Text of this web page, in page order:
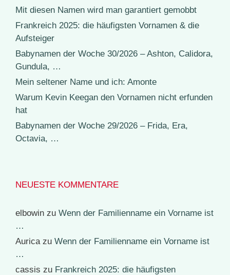
Mit diesen Namen wird man garantiert gemobbt
Frankreich 2025: die häufigsten Vornamen & die
Aufsteiger
Babynamen der Woche 30/2026 – Ashton, Calidora,
Gundula, …
Mein seltener Name und ich: Amonte
Warum Kevin Keegan den Vornamen nicht erfunden
hat
Babynamen der Woche 29/2026 – Frida, Era,
Octavia, …
NEUESTE KOMMENTARE
elbowin zu Wenn der Familienname ein Vorname ist
…
Aurica zu Wenn der Familienname ein Vorname ist
…
cassis zu Frankreich 2025: die häufigsten